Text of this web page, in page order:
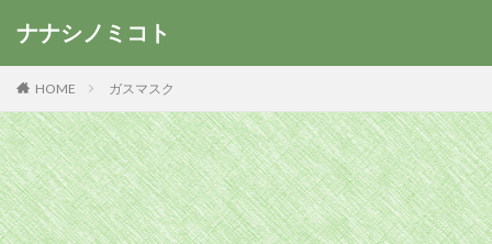
ナナシノミコト
HOME ガスマスク